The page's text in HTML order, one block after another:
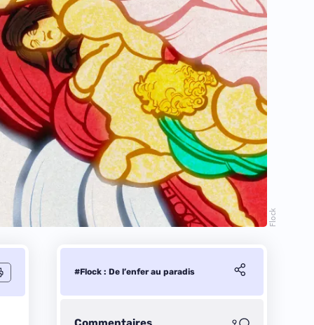
Flock
#Flock : De l’enfer au paradis
9